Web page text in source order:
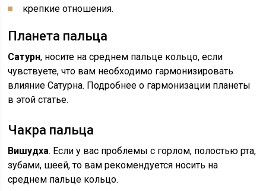
крепкие отношения.
Планета пальца
Сатурн, носите на среднем пальце кольцо, если
чувствуете, что вам необходимо гармонизировать
влияние Сатурна. Подробнее о гармонизации планеты
в этой статье.
Чакра пальца
Вишудха. Если у вас проблемы с горлом, полостью рта,
зубами, шеей, то вам рекомендуется носить на
среднем пальце кольцо.